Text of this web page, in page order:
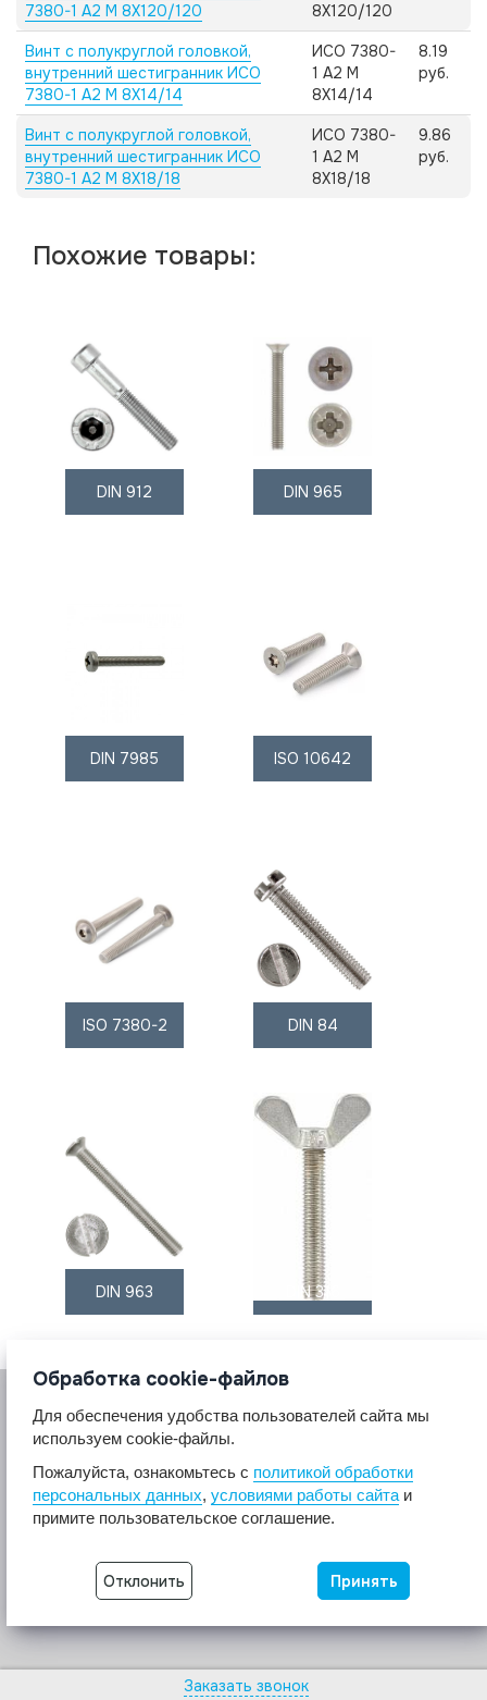
Заказать звонок
7380-1 А2 M 8X120/120
8X120/120
Винт с полукруглой головкой,
внутренний шестигранник ИСО
7380-1 А2 M 8X14/14
ИСО 7380-
1 А2 M
8X14/14
8.19
руб.
Винт с полукруглой головкой,
внутренний шестигранник ИСО
7380-1 А2 M 8X18/18
ИСО 7380-
1 А2 M
8X18/18
9.86
руб.
Похожие товары:
DIN 912 DIN 965
DIN 7985 ISO 10642
ISO 7380-2 DIN 84
DIN 963 DIN 316
© 2017 A2A4
Крепеж из нержавеющей стали А2 А4.
Разработка сайта -
Неткам
Обработка cookie-файлов
Для обеспечения удобства пользователей сайта мы
используем cookie-файлы.
Пожалуйста, ознакомьтесь с политикой обработки
персональных данных, условиями работы сайта и
примите пользовательское соглашение.
Отклонить Принять